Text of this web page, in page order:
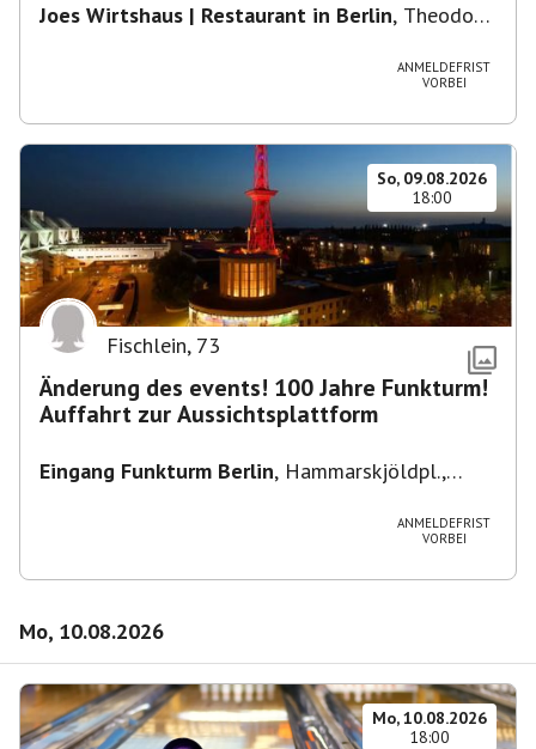
Joes Wirtshaus | Restaurant in Berlin, Theodor-
ANMELDEFRIST
VORBEI
So, 09.08.2026
18:00
Fischlein, 73
Änderung des events! 100 Jahre Funkturm!
Auffahrt zur Aussichtsplattform
Eingang Funkturm Berlin, Hammarskjöldpl.,
ANMELDEFRIST
VORBEI
Mo, 10.08.2026
Mo, 10.08.2026
18:00